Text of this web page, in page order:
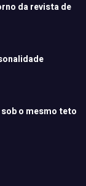
da revista de
o mesmo teto